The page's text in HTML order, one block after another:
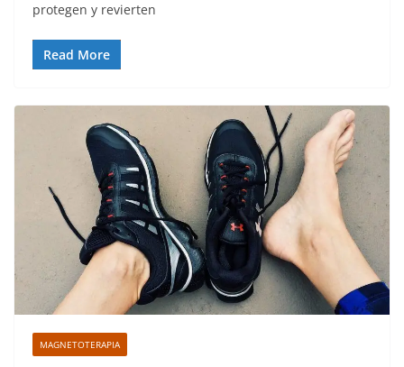
protegen y revierten
Read More
MAGNETOTERAPIA